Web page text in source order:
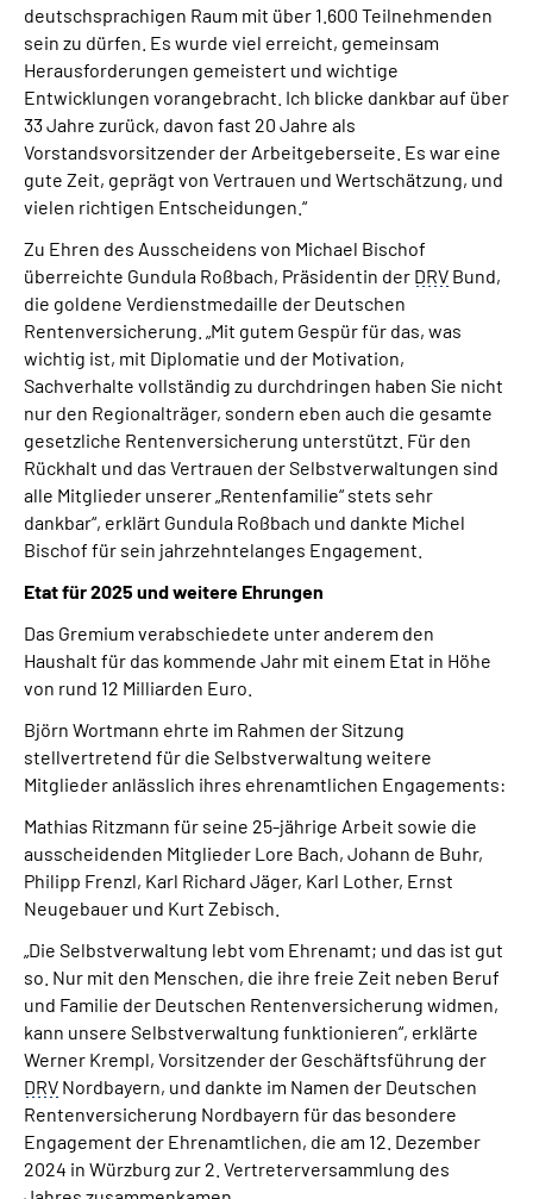
deutschsprachigen Raum mit über 1.600 Teilnehmenden
sein zu dürfen. Es wurde viel erreicht, gemeinsam
Herausforderungen gemeistert und wichtige
Entwicklungen vorangebracht. Ich blicke dankbar auf über
33 Jahre zurück, davon fast 20 Jahre als
Vorstandsvorsitzender der Arbeitgeberseite. Es war eine
gute Zeit, geprägt von Vertrauen und Wertschätzung, und
vielen richtigen Entscheidungen.“
Zu Ehren des Ausscheidens von Michael Bischof
überreichte Gundula Roßbach, Präsidentin der DRV Bund,
die goldene Verdienstmedaille der Deutschen
Rentenversicherung. „Mit gutem Gespür für das, was
wichtig ist, mit Diplomatie und der Motivation,
Sachverhalte vollständig zu durchdringen haben Sie nicht
nur den Regionalträger, sondern eben auch die gesamte
gesetzliche Rentenversicherung unterstützt. Für den
Rückhalt und das Vertrauen der Selbstverwaltungen sind
alle Mitglieder unserer „Rentenfamilie“ stets sehr
dankbar“, erklärt Gundula Roßbach und dankte Michel
Bischof für sein jahrzehntelanges Engagement.
Etat für 2025 und weitere Ehrungen
Das Gremium verabschiedete unter anderem den
Haushalt für das kommende Jahr mit einem Etat in Höhe
von rund 12 Milliarden Euro.
Björn Wortmann ehrte im Rahmen der Sitzung
stellvertretend für die Selbstverwaltung weitere
Mitglieder anlässlich ihres ehrenamtlichen Engagements:
Mathias Ritzmann für seine 25-jährige Arbeit sowie die
ausscheidenden Mitglieder Lore Bach, Johann de Buhr,
Philipp Frenzl, Karl Richard Jäger, Karl Lother, Ernst
Neugebauer und Kurt Zebisch.
„Die Selbstverwaltung lebt vom Ehrenamt; und das ist gut
so. Nur mit den Menschen, die ihre freie Zeit neben Beruf
und Familie der Deutschen Rentenversicherung widmen,
kann unsere Selbstverwaltung funktionieren“, erklärte
Werner Krempl, Vorsitzender der Geschäftsführung der
DRV Nordbayern, und dankte im Namen der Deutschen
Rentenversicherung Nordbayern für das besondere
Engagement der Ehrenamtlichen, die am 12. Dezember
2024 in Würzburg zur 2. Vertreterversammlung des